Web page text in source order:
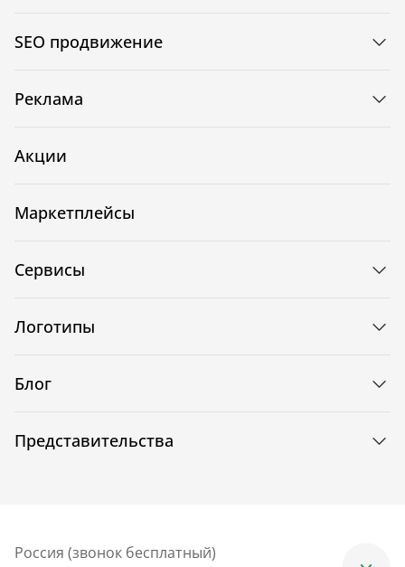
SEO продвижение
Реклама
Акции
Маркетплейсы
Сервисы
Логотипы
Блог
Представительства
Россия (звонок бесплатный)